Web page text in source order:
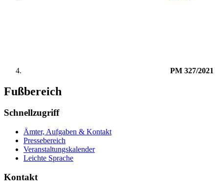
PM 327/2021
Fußbereich
Schnellzugriff
Ämter, Aufgaben & Kontakt
Pressebereich
Veranstaltungskalender
Leichte Sprache
Kontakt